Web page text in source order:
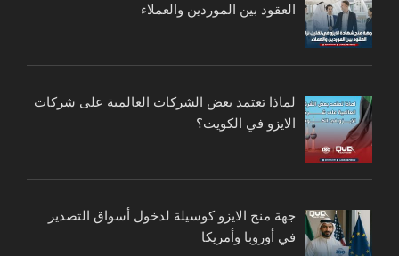
العقود بين الموردين والعملاء
لماذا تعتمد بعض الشركات العالمية على شركات
الايزو في الكويت؟
جهة منح الايزو كوسيلة لدخول أسواق التصدير
في أوروبا وأمريكا